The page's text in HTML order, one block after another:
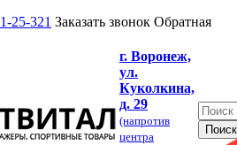
25-321 Заказать звонок Обратная
г. Воронеж,
ул.
Куколкина,
д. 29
(напротив
центра